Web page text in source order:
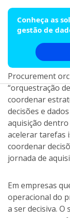
Conheça as
gestão de
Procurement
“orquestração
coordenar
decisões e
aquisição dentro
acelerar tarefas
coordenar
jornada de
Em empresas
operacional do
a ser decisiva.